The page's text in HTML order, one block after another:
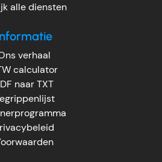
alle diensten
verhaal
calculator
naar TXT